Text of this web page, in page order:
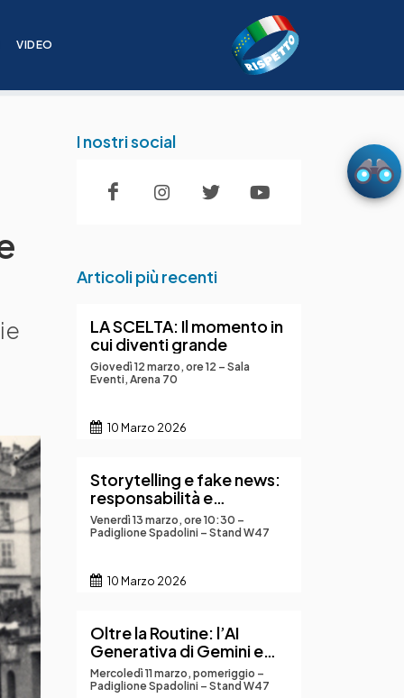
VIDEO
I nostri social
Articoli più recenti
LA SCELTA: Il momento in
cui diventi grande
Giovedì 12 marzo, ore 12 – Sala
Eventi, Arena 70
10 Marzo 2026
Storytelling e fake news:
responsabilità e
conseguenze del
raccontare online
Venerdì 13 marzo, ore 10:30 –
Padiglione Spadolini – Stand W47
10 Marzo 2026
Oltre la Routine: l’AI
Generativa di Gemini e
NotebookLM come leva
per una didattica
Mercoledì 11 marzo, pomeriggio –
Padiglione Spadolini – Stand W47